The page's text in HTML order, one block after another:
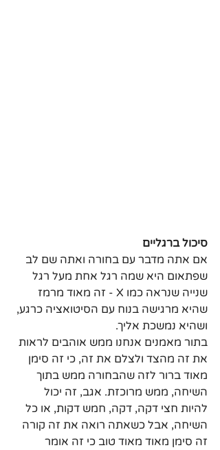
סיכול ברגליים
אם אתה מדבר עם בחורה ואתה שם לב
שפתאום היא שמה רגל אחת מעל רגל
שנייה שנראה כמו X - זה מאוד מרמז
שהיא מרגישה בנוח עם הסיטואציה כרגע,
ושהיא נמשכת אליך.
בתור מאמנים אנחנו ממש אוהבים לראות
את זה מהצד ולצלם את זה, כי זה סימן
מאוד ברור לזה שהבחורה ממש בתוך
השיחה, ממש מרוכזת. אגב, זה יכול
להיות חצי דקה, דקה, חמש דקות, או כל
השיחה, אבל כשאתה רואה את זה קורה
זה סימן מאוד מאוד טוב כי זה אומר